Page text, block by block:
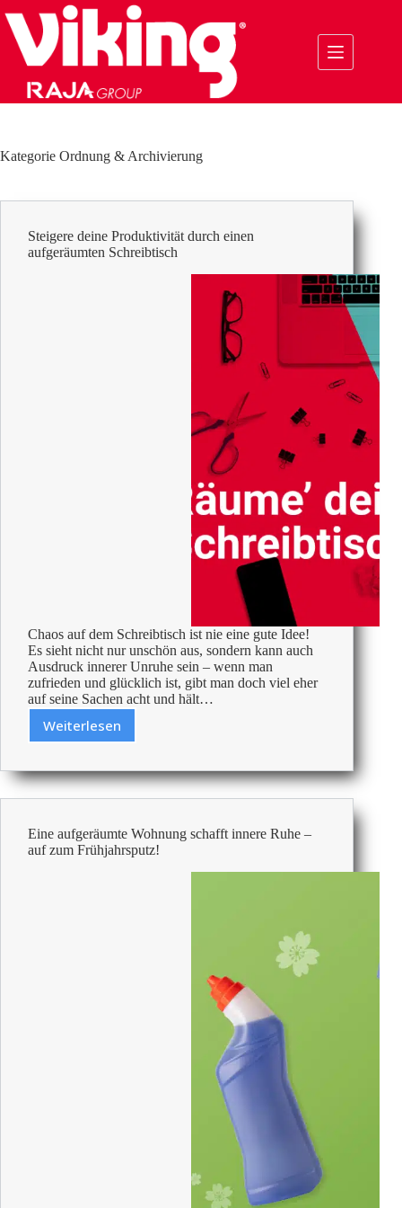
Inhalt
springen
Kategorie Ordnung & Archivierung
Steigere deine Produktivität durch einen
aufgeräumten Schreibtisch
Chaos auf dem Schreibtisch ist nie eine gute Idee!
Es sieht nicht nur unschön aus, sondern kann auch
Ausdruck innerer Unruhe sein – wenn man
zufrieden und glücklich ist, gibt man doch viel eher
auf seine Sachen acht und hält…
Weiterlesen
Steigere
Produktivität
durch
einen
Schreibtisch
Eine aufgeräumte Wohnung schafft innere Ruhe –
auf zum Frühjahrsputz!